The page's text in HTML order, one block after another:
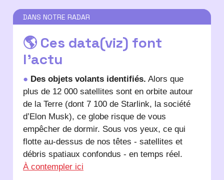
DANS NOTRE RADAR
🌎 Ces data(viz) font
l’actu
● Des objets volants identifiés. Alors que
plus de 12 000 satellites sont en orbite autour
de la Terre (dont 7 100 de Starlink, la société
d’Elon Musk), ce globe risque de vous
empêcher de dormir. Sous vos yeux, ce qui
flotte au-dessus de nos têtes - satellites et
débris spatiaux confondus - en temps réel.
À contempler ici